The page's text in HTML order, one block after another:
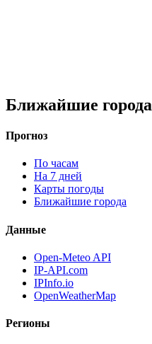
Ближайшие города
Прогноз
По часам
На 7 дней
Карты погоды
Ближайшие города
Данные
Open-Meteo API
IP-API.com
IPInfo.io
OpenWeatherMap
Регионы